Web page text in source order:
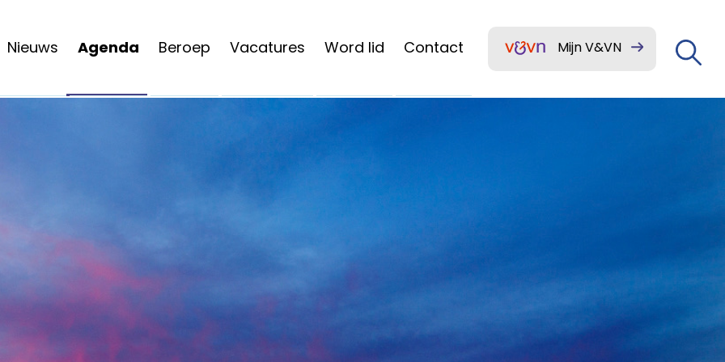
Nieuws Agenda Beroep Vacatures Word lid Contact Mijn V&VN